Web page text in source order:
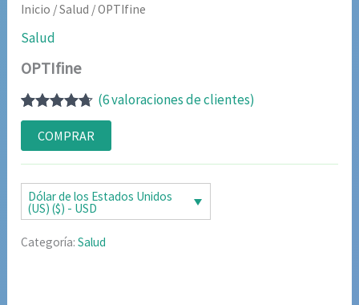
Inicio /Salud / OPTIfine
Salud
OPTIfine
Valorado
con4.60de
5 en base
a
5
de
clientes
(6valoraciones de clientes)
COMPRAR
Dólar de los Estados Unidos
(US) ($) - USD
Categoría:Salud